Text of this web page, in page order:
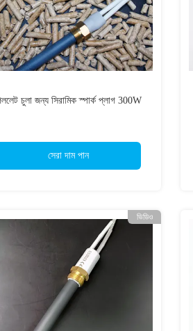
চুলা জন্য সিরামিক স্পার্ক প্লাগ 300W
সেরা দাম পান
ভিডিও